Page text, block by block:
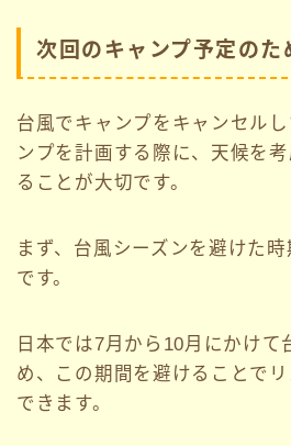
次回のキャンプ予定のた
台風でキャンプをキャンセル
ンプを計画する際に、天候を
ることが大切です。
まず、台風シーズンを避けた
です。
日本では7月から10月にかけて
め、この期間を避けることで
できます。